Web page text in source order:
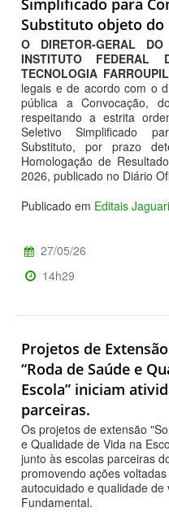
Simplificado para
Substituto objeto do
O DIRETOR-GERAL
INSTITUTO FEDERAL
TECNOLOGIA
legais e de acordo com o
pública a Convocação,
respeitando a estrita
Seletivo Simplificado
Substituto, por prazo
Homologação de
2026, publicado no Diário
Publicado em Editais Jaguari
27/05/26
14h29
Projetos de
“Roda de Saúde e
Escola” iniciam
parceiras.
Os projetos de extensão
e Qualidade de Vida na
junto às escolas parceiras
promovendo ações
autocuidado e qualidade
Fundamental.